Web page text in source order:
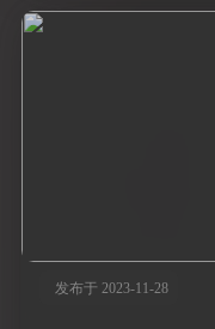
发布于 2023-11-28